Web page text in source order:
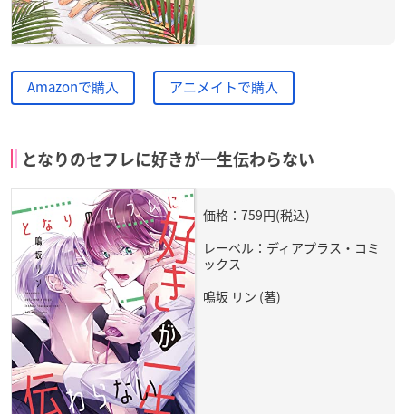
Amazonで購入 アニメイトで購入
となりのセフレに好きが一生伝わらない
価格：759円(税込)
レーベル：ディアプラス・コミ
ックス
鳴坂 リン (著)